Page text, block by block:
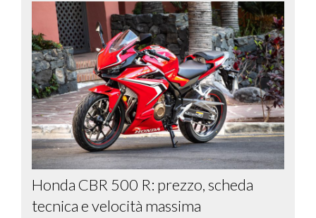
Honda CBR 500 R: prezzo, scheda
tecnica e velocità massima